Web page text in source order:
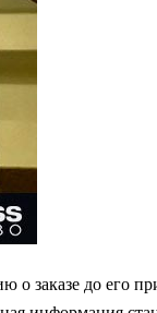
до его